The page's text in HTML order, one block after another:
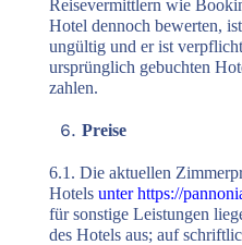
Reisevermittlern wie
Hotel dennoch bewerten,
ungültig und er ist
ursprünglich gebuchten
zahlen.
Preise
6.1. Die aktuellen
Hotels unter https://
für sonstige Leistungen
des Hotels aus; auf